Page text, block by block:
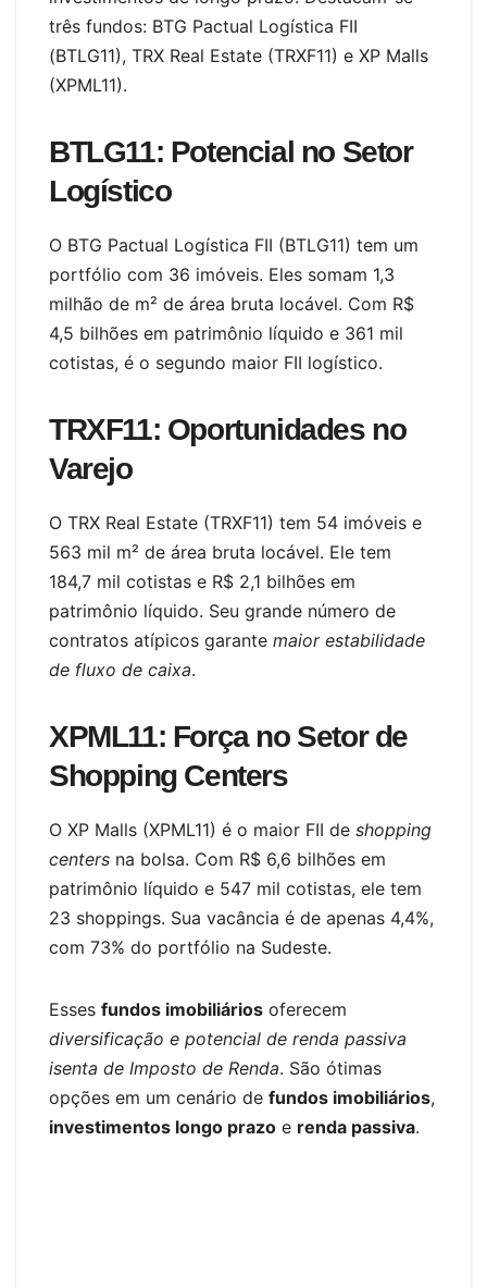
três fundos: BTG Pactual Logística FII
(BTLG11), TRX Real Estate (TRXF11) e XP Malls
(XPML11).
BTLG11: Potencial no Setor
Logístico
O BTG Pactual Logística FII (BTLG11) tem um
portfólio com 36 imóveis. Eles somam 1,3
milhão de m² de área bruta locável. Com R$
4,5 bilhões em patrimônio líquido e 361 mil
cotistas, é o segundo maior FII logístico.
TRXF11: Oportunidades no
Varejo
O TRX Real Estate (TRXF11) tem 54 imóveis e
563 mil m² de área bruta locável. Ele tem
184,7 mil cotistas e R$ 2,1 bilhões em
patrimônio líquido. Seu grande número de
contratos atípicos garante maior estabilidade
de fluxo de caixa.
XPML11: Força no Setor de
Shopping Centers
O XP Malls (XPML11) é o maior FII de shopping
centers na bolsa. Com R$ 6,6 bilhões em
patrimônio líquido e 547 mil cotistas, ele tem
23 shoppings. Sua vacância é de apenas 4,4%,
com 73% do portfólio na Sudeste.
Esses fundos imobiliários oferecem
diversificação e potencial de renda passiva
isenta de Imposto de Renda. São ótimas
opções em um cenário de fundos imobiliários,
investimentos longo prazo e renda passiva.